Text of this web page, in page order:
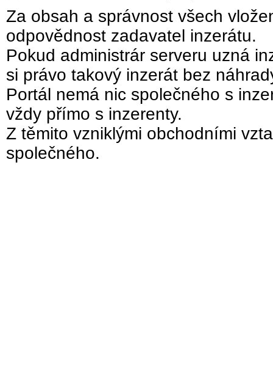
Za obsah a správnost všech
odpovědnost zadavatel inzerátu.
Pokud administrár serveru uzná
si právo takový inzerát bez
Portál nemá nic společného s
vždy přímo s inzerenty.
Z těmito vzniklými obchodními
společného.